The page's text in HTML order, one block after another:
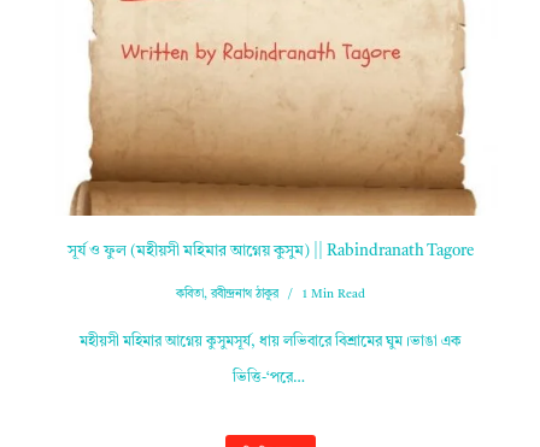
সূর্য ও ফুল (মহীয়সী মহিমার আগ্নেয় কুসুম) || Rabindranath Tagore
কবিতা,রবীন্দ্রনাথ ঠাকুর 1 Min Read
মহীয়সী মহিমার আগ্নেয় কুসুমসূর্য, ধায় লভিবারে বিশ্রামের ঘুম।ভাঙা এক
ভিত্তি-‘পরে…